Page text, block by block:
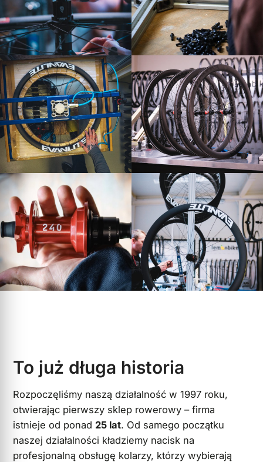
To już długa historia
Rozpoczęliśmy naszą działalność w 1997 roku,
otwierając pierwszy sklep rowerowy – firma
istnieje od ponad 25 lat. Od samego początku
naszej działalności kładziemy nacisk na
profesjonalną obsługę kolarzy, którzy wybierają